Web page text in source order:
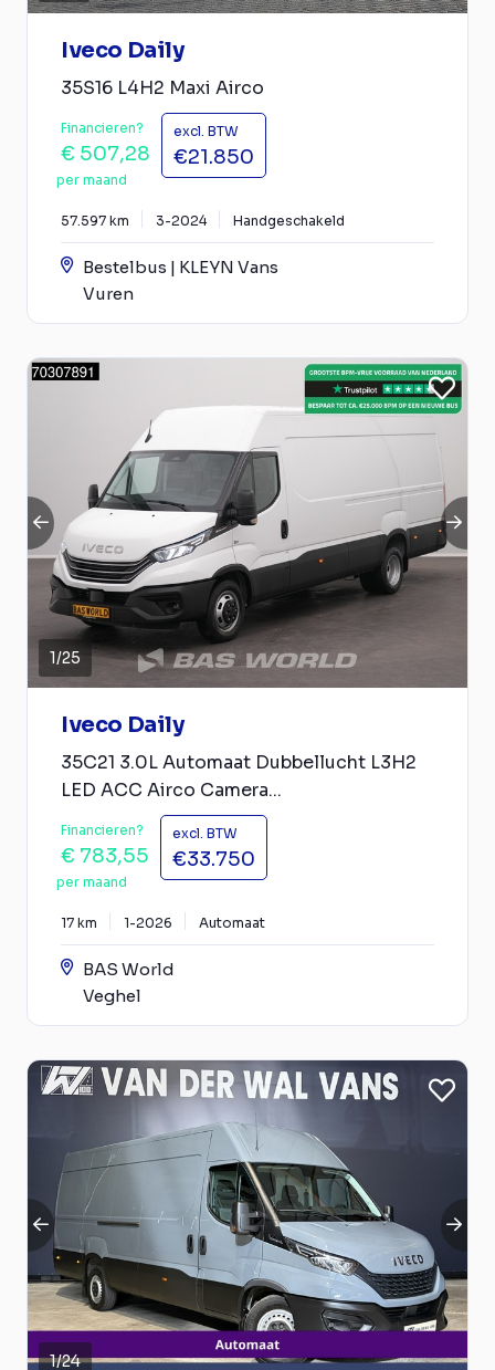
Iveco Daily
35S16 L4H2 Maxi Airco
Financieren?
€ 507,28
per maand
excl. BTW
€21.850
57.597 km 3-2024 Handgeschakeld
Bestelbus | KLEYN Vans
Vuren
1/25
Iveco Daily
35C21 3.0L Automaat Dubbellucht L3H2
LED ACC Airco Camera...
Financieren?
€ 783,55
per maand
excl. BTW
€33.750
17 km 1-2026 Automaat
BAS World
Veghel
1/24